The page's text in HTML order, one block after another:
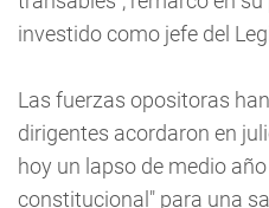
investido como jefe del
Las fuerzas opositoras
dirigentes acordaron en
hoy un lapso de medio
constitucional" para una